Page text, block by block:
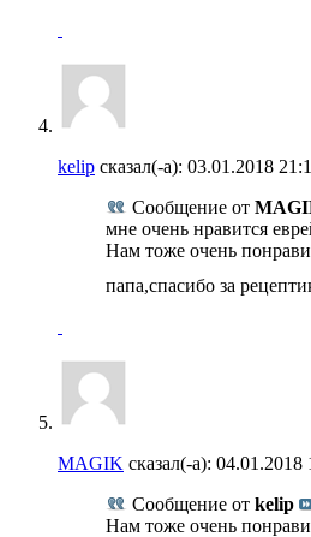
kelip сказал(-а): 03.01.2018
Сообщение от
мне очень нравится
Нам тоже очень
папа,спасибо за
MAGIK сказал(-а): 04.01.2018
Сообщение от kelip
Нам тоже очень